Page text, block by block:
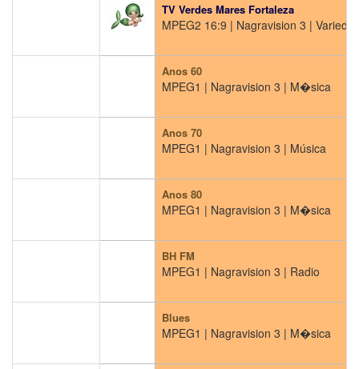
TV Verdes Mares Fortaleza
MPEG2 16:9 | Nagravision 3 |
Anos 60
MPEG1 | Nagravision 3 | M�sica
Anos 70
MPEG1 | Nagravision 3 | Música
Anos 80
MPEG1 | Nagravision 3 | M�sica
BH FM
MPEG1 | Nagravision 3 | Radio
Blues
MPEG1 | Nagravision 3 | M�sica